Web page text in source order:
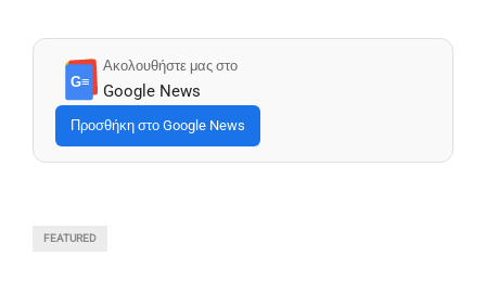
G≡
Ακολουθήστε μας στο
Google News
Προσθήκη στο Google News
FEATURED